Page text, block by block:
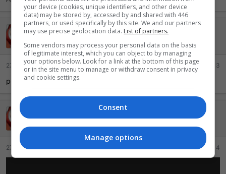
D2XP
27 Maio 2024 #13
pode vir que o pai tá esperando
27 Maio 2024 #14
your device (cookies, unique identifiers, and other device
data) may be stored by, accessed by and shared with 446
partners, or used specifically by this site. We and our partners
may use precise geolocation data. List of partners.
Some vendors may process your personal data on the basis
of legitimate interest, which you can object to by managing
your options below. Look for a link at the bottom of this page
or in the site menu to manage or withdraw consent in privacy
and cookie settings.
Consent
Manage options